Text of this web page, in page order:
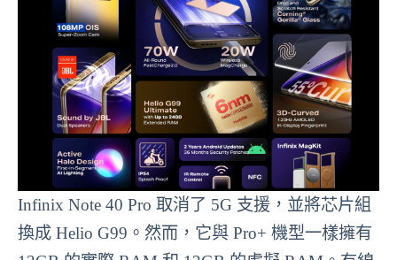
Infinix Note 40 Pro 取消了 5G 支援，並將芯片組
換成 Helio G99。然而，它與 Pro+ 機型一樣擁有